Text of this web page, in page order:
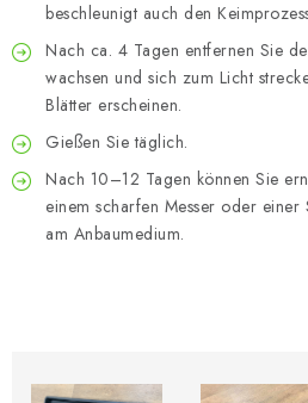
beschleunigt auch den
Nach ca. 4 Tagen entfernen Sie
wachsen und sich zum Licht
Blätter erscheinen.
Gießen Sie täglich.
Nach 10–12 Tagen können Sie
einem scharfen Messer oder
am Anbaumedium.